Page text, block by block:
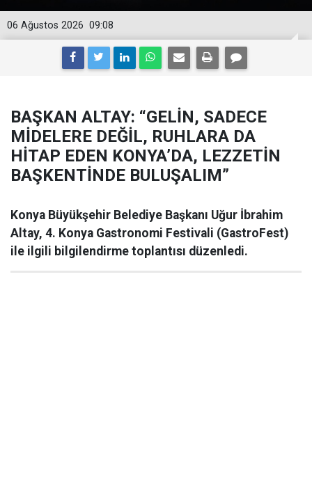
09:08
06 Ağustos 2026
BAŞKAN ALTAY: “GELİN, SADECE
MİDELERE DEĞİL, RUHLARA DA
HİTAP EDEN KONYA’DA, LEZZETİN
BAŞKENTİNDE BULUŞALIM”
Konya Büyükşehir Belediye Başkanı Uğur İbrahim
Altay, 4. Konya Gastronomi Festivali (GastroFest)
ile ilgili bilgilendirme toplantısı düzenledi.